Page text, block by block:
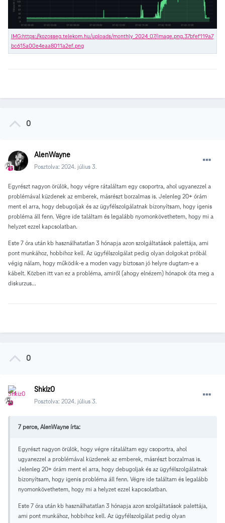
0
AlenWayne
Posztolva: 2024. július 3.
Egyrészt nagyon örülök, hogy végre rátaláltam egy csoportra, ahol ugyanezzel a
problémával küzdenek az emberek, másrészt borzalmas is. Jelenleg 20+ órám
ment el arra, hogy debugoljak és az ügyfélszolgálatnak bizonyítsam, hogy igenis
probléma áll fenn. Végre ide találtam és legalább nyomonkövethetem, hogy mi a
helyzet ezzel kapcsolatban.
Este 7 óra után kb használhatatlan 3 hónapja azon szolgáltatások palettája, ami
pont munkához, hobbihoz kell. Az ügyfélszolgálat pedig olyan dolgokat próbál
végig nálam, hogy működik-e a moden vagy biztosan jó helyre dugtam-e a
kábelt. Közben itt van ez a probléma, amiről (ahogy elnézem) hónapok óta meg a
diskurzus...
0
Shkiz0
Posztolva: 2024. július 3.
7 perce, AlenWayne írta:
Egyrészt nagyon örülök, hogy végre rátaláltam egy csoportra, ahol
ugyanezzel a problémával küzdenek az emberek, másrészt borzalmas is.
Jelenleg 20+ órám ment el arra, hogy debugoljak és az ügyfélszolgálatnak
bizonyítsam, hogy igenis probléma áll fenn. Végre ide találtam és legalább
nyomonkövethetem, hogy mi a helyzet ezzel kapcsolatban.
Este 7 óra után kb használhatatlan 3 hónapja azon szolgáltatások palettája,
ami pont munkához, hobbihoz kell. Az ügyfélszolgálat pedig olyan